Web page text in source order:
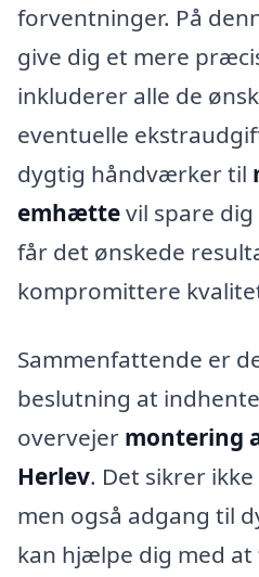
forventninger. På
give dig et mere
inkluderer alle de
eventuelle
dygtig håndværker til
emhættevil spare
får det ønskede
kompromittere
Sammenfattende er
beslutning at
overvejer montering
Herlev. Det sikrer
men også adgang til
kan hjælpe dig med at